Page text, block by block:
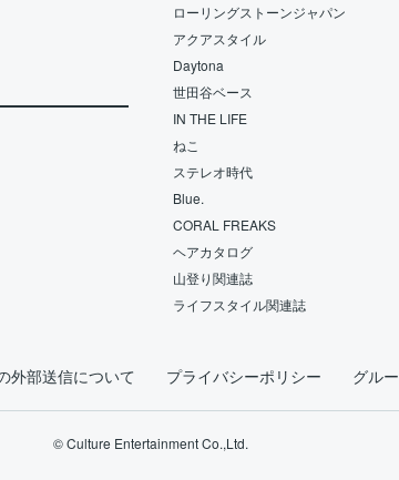
ローリングストーンジャパン
アクアスタイル
Daytona
世田谷ベース
IN THE LIFE
ねこ
ステレオ時代
Blue.
CORAL FREAKS
ヘアカタログ
山登り関連誌
ライフスタイル関連誌
外部送信について プライバシーポリシー グル
© Culture Entertainment Co.,Ltd.